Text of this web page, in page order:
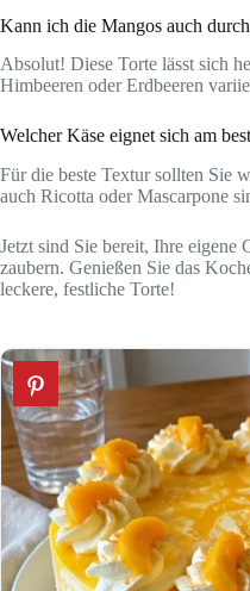
Kann ich die Mangos auch
Absolut! Diese Torte lässt sich
Himbeeren oder Erdbeeren
Welcher Käse eignet sich am
Für die beste Textur sollten Sie
auch Ricotta oder Mascarpone
Jetzt sind Sie bereit, Ihre eigene
zaubern. Genießen Sie das
leckere, festliche Torte!